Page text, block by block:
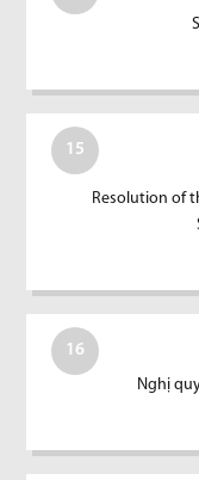
15
Resolution of
16
Nghị